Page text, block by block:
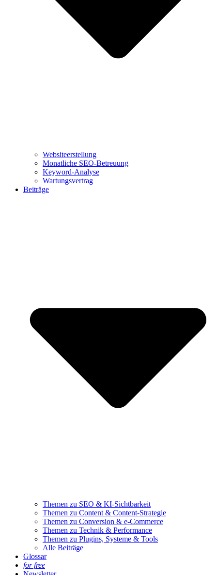
Websiteerstellung
Monatliche SEO-Betreuung
Keyword-Analyse
Wartungsvertrag
Beiträge
Themen zu SEO & KI-Sichtbarkeit
Themen zu Content & Content-Strategie
Themen zu Conversion & e-Commerce
Themen zu Technik & Performance
Themen zu Plugins, Systeme & Tools
Alle Beiträge
Glossar
for free